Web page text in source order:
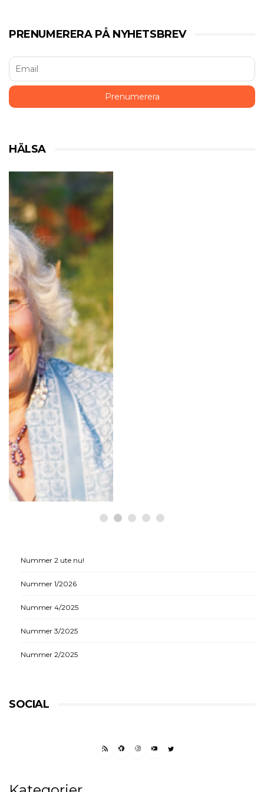
PRENUMERERA PÅ NYHETSBREV
HÄLSA
HÄLSA
Historiska beslut som gynnar
medicinsk cannabis
Nummer 2 ute nu!
Nummer 1/2026
Nummer 4/2025
Nummer 3/2025
Nummer 2/2025
SOCIAL
RSS FEEDFACEBOOK
INSTAGRAM
YOUTUBETWITTER